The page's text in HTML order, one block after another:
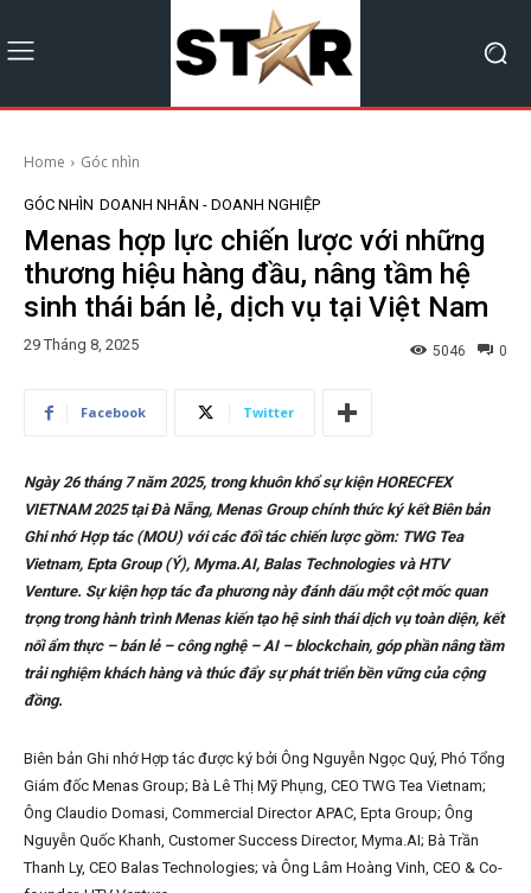
Home Góc nhìn
GÓC NHÌN DOANH NHÂN - DOANH NGHIỆP
Menas hợp lực chiến lược với những
thương hiệu hàng đầu, nâng tầm hệ
sinh thái bán lẻ, dịch vụ tại Việt Nam
29 Tháng 8, 2025 0
5046
Facebook Twitter
Ngày 26 tháng 7 năm 2025, trong khuôn khổ sự kiện HORECFEX
VIETNAM 2025 tại Đà Nẵng, Menas Group chính thức ký kết Biên bản
Ghi nhớ Hợp tác (MOU) với các đối tác chiến lược gồm: TWG Tea
Vietnam, Epta Group (Ý), Myma.AI, Balas Technologies và HTV
Venture. Sự kiện hợp tác đa phương này đánh dấu một cột mốc quan
trọng trong hành trình Menas kiến tạo hệ sinh thái dịch vụ toàn diện, kết
nối ẩm thực – bán lẻ – công nghệ – AI – blockchain, góp phần nâng tầm
trải nghiệm khách hàng và thúc đẩy sự phát triển bền vững của cộng
đồng.
Biên bản Ghi nhớ Hợp tác được ký bởi Ông Nguyễn Ngọc Quý, Phó Tổng
Giám đốc Menas Group; Bà Lê Thị Mỹ Phụng, CEO TWG Tea Vietnam;
Ông Claudio Domasi, Commercial Director APAC, Epta Group; Ông
Nguyễn Quốc Khanh, Customer Success Director, Myma.AI; Bà Trần
Thanh Ly, CEO Balas Technologies; và Ông Lâm Hoàng Vinh, CEO & Co-